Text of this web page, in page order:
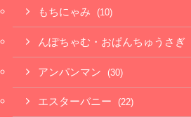
もちにゃみ (10)
んぽちゃむ・おぱんちゅうさぎ
アンパンマン (30)
エスターバニー (22)